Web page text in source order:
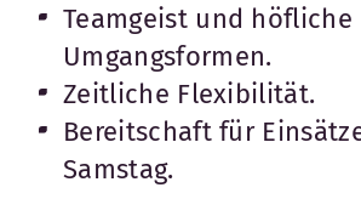
Teamgeist und höfliche
Umgangsformen.
Zeitliche Flexibilität.
Bereitschaft für
Samstag.